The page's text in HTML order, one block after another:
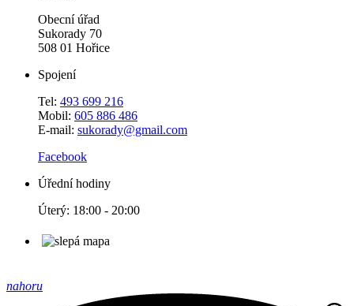
Obecní úřad
Sukorady 70
508 01 Hořice
Spojení
Tel: 493 699 216
Mobil: 605 886 486
E-mail: sukorady@gmail.com
Facebook
Úřední hodiny
Úterý: 18:00 - 20:00
nahoru